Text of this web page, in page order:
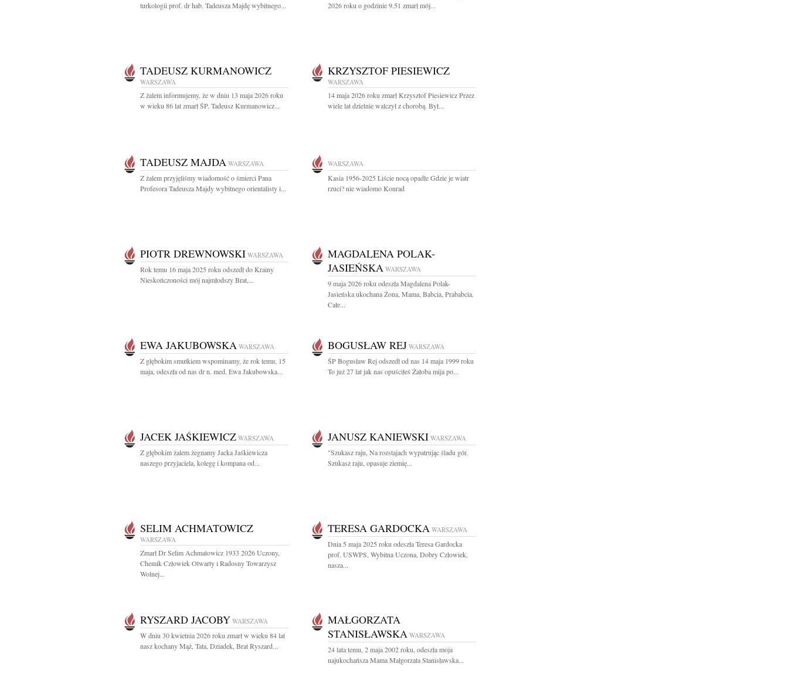
turkologii prof. dr hab. Tadeusza Majdę wybitnego...
2026 roku o godzinie 9.51 zmarł mój...
TADEUSZ KURMANOWICZ
WARSZAWA
Z żalem informujemy, że w dniu 13 maja 2026 roku
w wieku 86 lat zmarł ŚP. Tadeusz Kurmanowicz...
KRZYSZTOF PIESIEWICZ
WARSZAWA
14 maja 2026 roku zmarł Krzysztof Piesiewicz Przez
wiele lat dzielnie walczył z chorobą. Był...
TADEUSZ MAJDA WARSZAWA
Z żalem przyjęliśmy wiadomość o śmierci Pana
Profesora Tadeusza Majdy wybitnego orientalisty i...
WARSZAWA
Kasia 1956-2025 Liście nocą opadłe Gdzie je wiatr
rzuci? nie wiadomo Konrad
PIOTR DREWNOWSKI WARSZAWA
Rok temu 16 maja 2025 roku odszedł do Krainy
Nieskończoności mój najmłodszy Brat,...
MAGDALENA POLAK-
JASIEŃSKA WARSZAWA
9 maja 2026 roku odeszła Magdalena Polak-
Jasieńska ukochana Żona, Mama, Babcia, Prababcia.
Całe...
EWA JAKUBOWSKA WARSZAWA
Z głębokim smutkiem wspominamy, że rok temu, 15
maja, odeszła od nas dr n. med. Ewa Jakubowska...
BOGUSŁAW REJ WARSZAWA
ŚP Bogusław Rej odszedł od nas 14 maja 1999 roku
To już 27 lat jak nas opuściłeś Żałoba mija po...
JACEK JAŚKIEWICZ WARSZAWA
Z głębokim żalem żegnamy Jacka Jaśkiewicza
naszego przyjaciela, kolegę i kompana od...
JANUSZ KANIEWSKI WARSZAWA
"Szukasz raju, Na rozstajach wypatrując śladu gór.
Szukasz raju, opasuje ziemię...
SELIM ACHMATOWICZ
WARSZAWA
Zmarł Dr Selim Achmatowicz 1933 2026 Uczony,
Chemik Człowiek Otwarty i Radosny Towarzysz
Wolnej...
TERESA GARDOCKA WARSZAWA
Dnia 5 maja 2025 roku odeszła Teresa Gardocka
prof. USWPS, Wybitna Uczona, Dobry Człowiek,
nasza...
RYSZARD JACOBY WARSZAWA
W dniu 30 kwietnia 2026 roku zmarł w wieku 84 lat
nasz kochany Mąż, Tata, Dziadek, Brat Ryszard...
MAŁGORZATA
STANISŁAWSKA WARSZAWA
24 lata temu, 2 maja 2002 roku, odeszła moja
najukochańsza Mama Małgorzata Stanisławska...